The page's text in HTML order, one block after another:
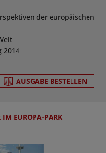
der europäischen
2014
AUSGABE BESTELLEN
IM EUROPA-PARK